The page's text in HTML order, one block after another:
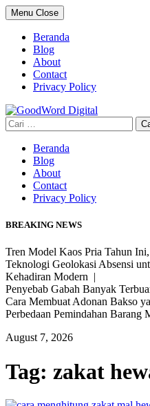
Skip
to
content
Menu Close
Beranda
Blog
About
Contact
Privacy Policy
Cari
untuk:
Beranda
Blog
About
Contact
Privacy Policy
BREAKING NEWS
Tren Model Kaos Pria Tahun
Teknologi Geolokasi Absensi
Kehadiran Modern |
Penyebab Gabah Banyak
Cara Membuat Adonan Bakso
Perbedaan Pemindahan
August 7, 2026
Tag: zakat